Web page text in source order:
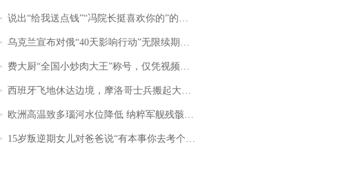
说出“给我送点钱”“冯院长挺喜欢你的”的执行局局长被停职，被骚扰的当事人还有问题待解决
乌克兰宣布对俄“40天影响行动”无限续期，7月两国对轰数据均创纪录
费大厨“全国小炒肉大王”称号，仅凭视频评出？中国烹饪协会回应
西班牙飞地休达边境，摩洛哥士兵搬起大石块投向移民引争议，此前一天内数万人从摩洛哥涌入西班牙
欧洲高温致多瑙河水位降低 纳粹军舰残骸重见天日
15岁叛逆期女儿对爸爸说“有本事你去考个研究生”，44岁职场“老登”一战上岸“985”；父亲坦言拒绝空想，常年保持每月读6本书的习惯